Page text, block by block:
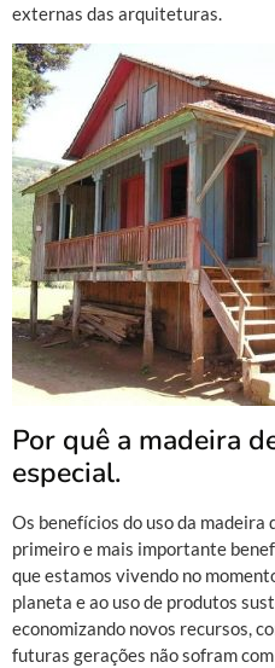
externas das arquiteturas.
Por quê a madeira
especial.
Os benefícios do uso da madeira
primeiro e mais importante
que estamos vivendo no
planeta e ao uso de produtos
economizando novos recursos,
futuras gerações não sofram